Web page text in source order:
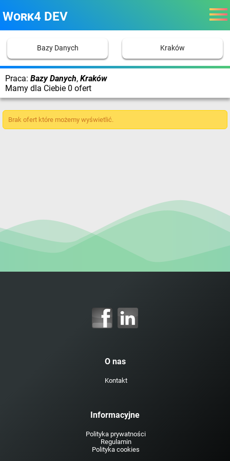
Work4 DEV
Bazy Danych Kraków
Praca: Bazy Danych, Kraków
Mamy dla Ciebie 0 ofert
Brak ofert które możemy wyświetlić.
O nas
Kontakt
Informacyjne
Polityka prywatności
Regulamin
Polityka cookies